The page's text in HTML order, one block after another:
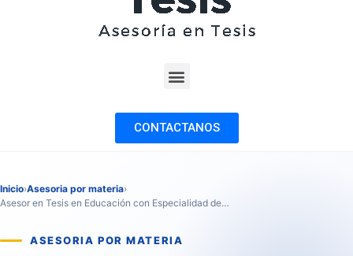
CONTACTANOS
Inicio›Asesoria por materia›
Asesor en Tesis en Educación con Especialidad de…
ASESORIA POR MATERIA